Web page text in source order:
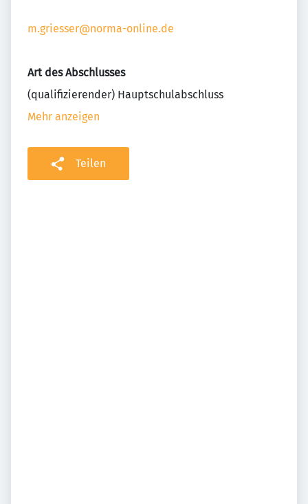
m.griesser@norma-online.de
Art des Abschlusses
(qualifizierender) Hauptschulabschluss
Mehr anzeigen
Teilen